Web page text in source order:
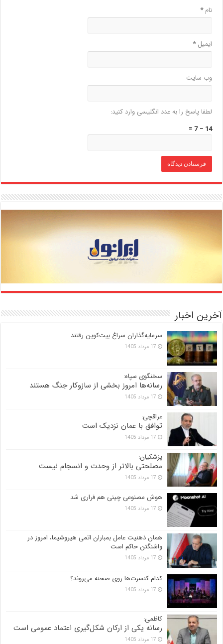
نام*
ایمیل*
وب‌ سایت
لطفا پاسخ را به عدد انگلیسی وارد کنید:
14 − 7 =
آخرین اخبار
سرمایه‌گذاران سراغ بیت‌کوین رفتند
17 مرداد 1405
سخنگوی سپاه:
رسانه‌ها امروز بخشی از سازوکار جنگ هستند
17 مرداد 1405
عراقچی:
توافق با عمان نزدیک است
17 مرداد 1405
پزشکیان:
مصلحتی بالاتر از وحدت و انسجام نیست
17 مرداد 1405
هوش مصنوعی چینی هم فراری شد
17 مرداد 1405
همان ذهنیت عامل بمباران اتمی هیروشیما، امروز در
واشنگتن حاکم است
17 مرداد 1405
کدام کنسرت‌ها روی صحنه می‌روند؟
17 مرداد 1405
کاظمی:
رسانه یکی از ارکان شکل‌گیری اعتماد عمومی است
17 مرداد 1405